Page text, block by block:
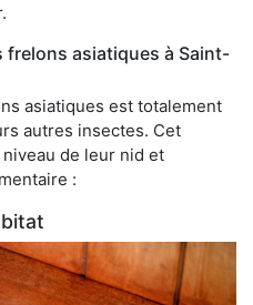
frelons asiatiques à Saint-
asiatiques est totalement
autres insectes. Cet
de leur nid et
: